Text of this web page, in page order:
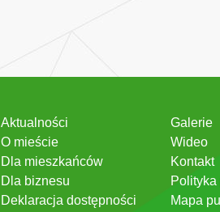
Aktualności
O mieście
Dla mieszkańców
Dla biznesu
Deklaracja dostępności
Galerie
Wideo
Kontakt
Mapa